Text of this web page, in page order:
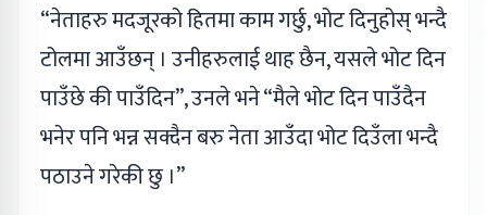
“नेताहरु मदजूरको हितमा काम गर्छु, भोट दिनुहोस् भन्दै
टोलमा आउँछन् । उनीहरुलाई थाह छैन, यसले भोट दिन
पाउँछे की पाउँदिन”, उनले भने “मैले भोट दिन पाउँदैन
भनेर पनि भन्न सक्दैन बरु नेता आउँदा भोट दिउँला भन्दै
पठाउने गरेकी छु ।”